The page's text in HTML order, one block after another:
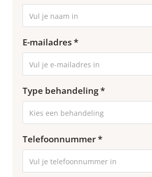
E-mailadres *
Type behandeling *
Telefoonnummer *